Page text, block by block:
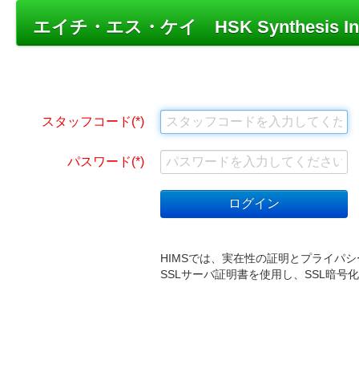
エイチ・エス・ケイ HSK Synthesis
スタッフコード
パスワード
HIMSでは、実在性の証明とプライパ
SSLサーバ証明書を使用し、SSL暗号